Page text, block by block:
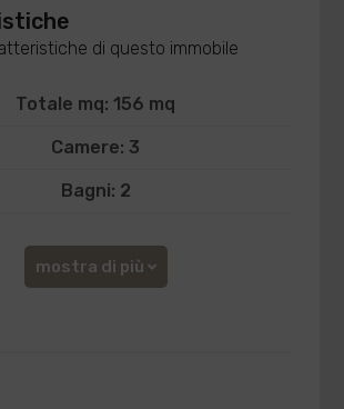
di questo immobile
Totale mq: 156 mq
Camere: 3
Bagni: 2
mostra di più